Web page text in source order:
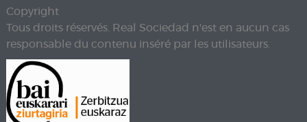
Copyright
Tous droits réservés. Real Sociedad n'est en aucun cas
responsable du contenu inséré par les utilisateurs.